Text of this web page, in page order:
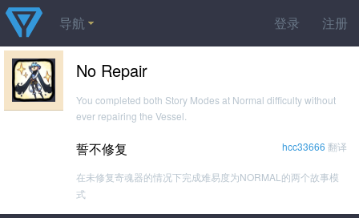
登录 注册
导航
No Repair
You completed both Story Modes at Normal difficulty without
ever repairing the Vessel.
hcc33666 翻译
誓不修复
在未修复寄魂器的情况下完成难易度为NORMAL的两个故事模
式